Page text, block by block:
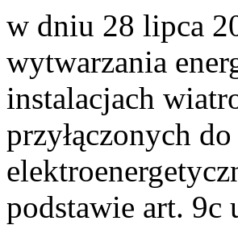
w dniu 28 lipca
wytwarzania
instalacjach
przyłączonych
podstawie art. 9c